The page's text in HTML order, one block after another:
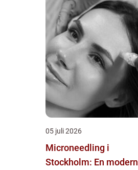
05 juli 2026
Microneedling i
Stockholm: En modern